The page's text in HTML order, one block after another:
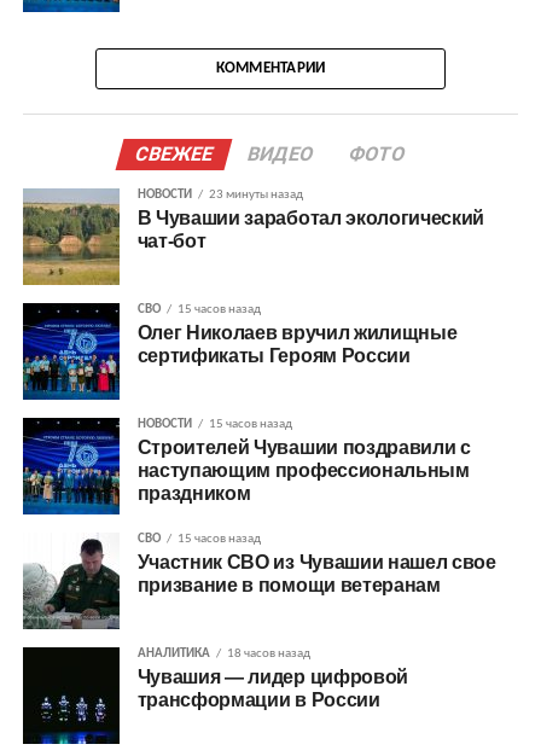
КОММЕНТАРИИ
СВЕЖЕЕ ВИДЕО ФОТО
НОВОСТИ 23 минуты назад
В Чувашии заработал экологический
чат-бот
СВО 15 часов назад
Олег Николаев вручил жилищные
сертификаты Героям России
НОВОСТИ 15 часов назад
Строителей Чувашии поздравили с
наступающим профессиональным
праздником
СВО 15 часов назад
Участник СВО из Чувашии нашел свое
призвание в помощи ветеранам
АНАЛИТИКА 18 часов назад
Чувашия — лидер цифровой
трансформации в России